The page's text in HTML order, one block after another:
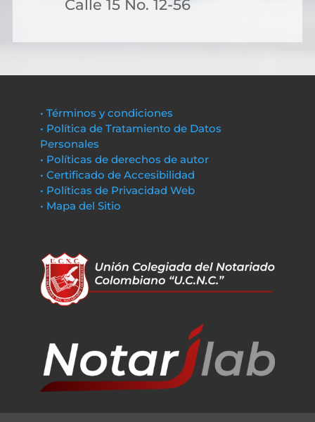
Calle 15 No. 12-56
• Términos y condiciones
• Política de Tratamiento de Datos
Personales
• Políticas de derechos de autor
• Certificado de Accesibilidad
• Políticas de Privacidad Web
• Mapa del Sitio